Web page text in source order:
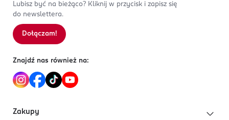
Lubisz być na bieżąco? Kliknij w przycisk i zapisz się
do newslettera.
Dołączam!
Znajdź nas również na:
Zakupy